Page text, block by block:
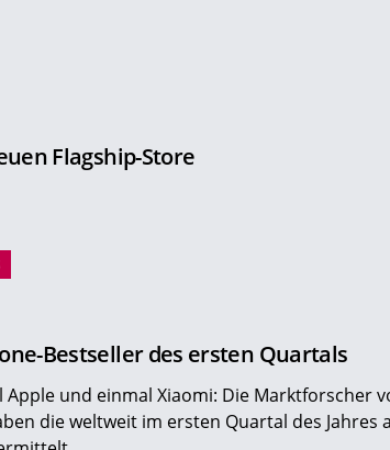
Flagship-Store
Bestseller des ersten Quartals
Apple und einmal Xiaomi: Die Marktforscher
die weltweit im ersten Quartal des Jahres